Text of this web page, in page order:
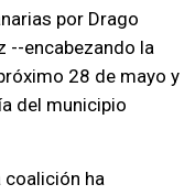
por Drago
--encabezando la
28 de mayo y
del municipio
coalición ha